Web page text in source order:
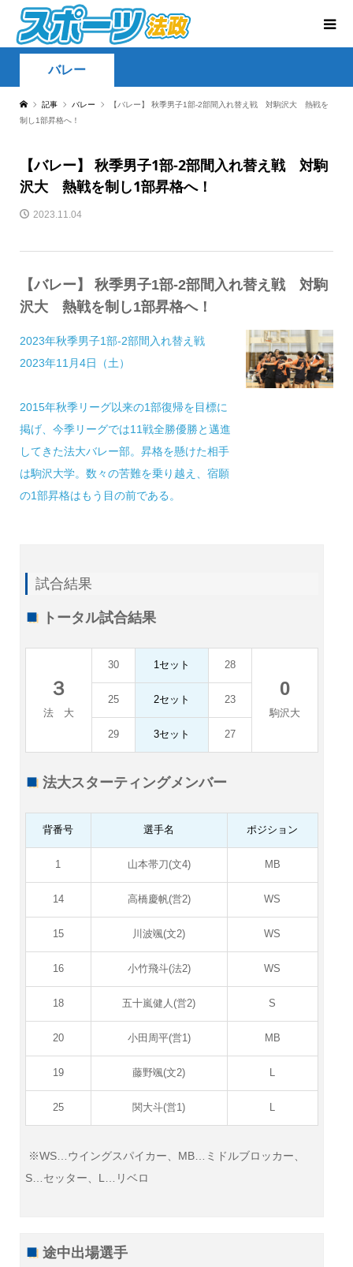
バレー
記事 バレー
【バレー】 秋季男子1部-2部間入れ替え戦 対駒沢大 熱戦を
制し1部昇格へ！
【バレー】 秋季男子1部-2部間入れ替え戦 対駒
沢大 熱戦を制し1部昇格へ！
2023.11.04
【バレー】 秋季男子1部-2部間入れ替え戦 対駒
沢大 熱戦を制し1部昇格へ！
2023年秋季男子1部-2部間入れ替え戦
2023年11月4日（土）
2015年秋季リーグ以来の1部復帰を目標に
掲げ、今季リーグでは11戦全勝優勝と邁進
してきた法大バレー部。昇格を懸けた相手
は駒沢大学。数々の苦難を乗り越え、宿願
の1部昇格はもう目の前である。
試合結果
トータル試合結果
３
法 大
30 1セット 28
0
駒沢大
25 2セット 23
29 3セット 27
法大スターティングメンバー
背番号 選手名 ポジション
1 山本帯刀(文4) MB
14 高橋慶帆(営2) WS
15 川波颯(文2) WS
16 小竹飛斗(法2) WS
18 五十嵐健人(営2) S
20 小田周平(営1) MB
19 藤野颯(文2) L
25 関大斗(営1) L
※WS…ウイングスパイカー、MB…ミドルブロッカー、
S…セッター、L…リベロ
途中出場選手